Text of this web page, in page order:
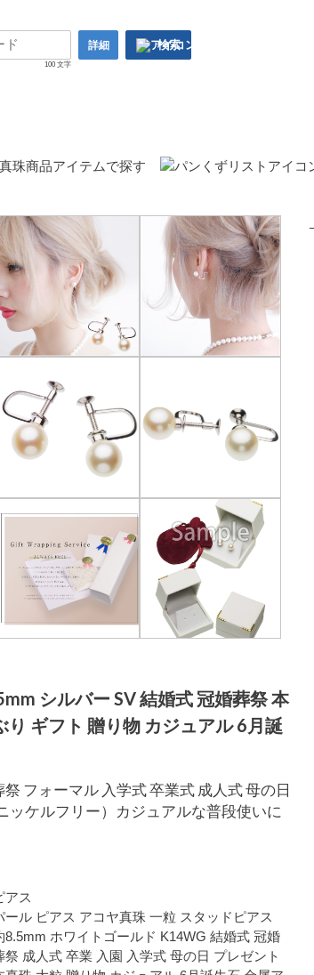
100 文字
詳細 検索
真珠商品アイテムで探す
シルバー SV 結婚式 冠婚葬祭 本
ギフト 贈り物 カジュアル 6月誕
フォーマル 入学式 卒業式 成人式 母の日
ッケルフリー）カジュアルな普段使いに
アス
ール ピアス アコヤ真珠 一粒 スタッドピアス
8.5mm ホワイトゴールド K14WG 結婚式 冠婚
祭 成人式 卒業 入園 入学式 母の日 プレゼント